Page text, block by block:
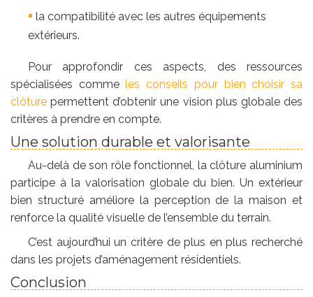
la compatibilité avec les autres équipements
extérieurs.
Pour approfondir ces aspects, des ressources
spécialisées commeles conseils pour bien choisir sa
clôture permettent d’obtenir une vision plus globale des
critères à prendre en compte.
Une solution durable et valorisante
Au-delà de son rôle fonctionnel, la clôture aluminium
participe à la valorisation globale du bien. Un extérieur
bien structuré améliore la perception de la maison et
renforce la qualité visuelle de l’ensemble du terrain.
C’est aujourd’hui un critère de plus en plus recherché
dans les projets d’aménagement résidentiels.
Conclusion